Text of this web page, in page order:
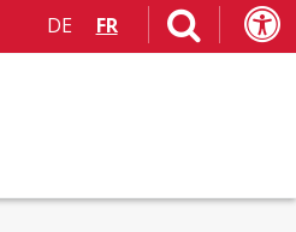
DE FR